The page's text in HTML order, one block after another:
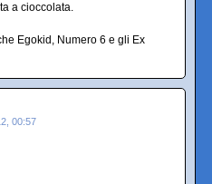
a cioccolata.
Egokid, Numero 6 e gli Ex
00:57